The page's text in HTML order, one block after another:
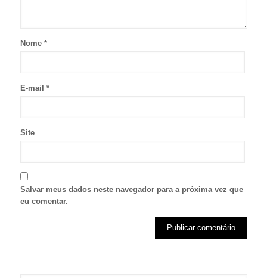
Nome *
E-mail *
Site
Salvar meus dados neste navegador para a próxima vez que
eu comentar.